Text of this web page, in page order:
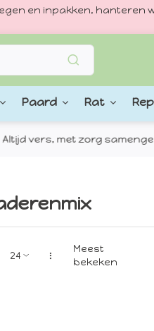
en inpakken, hanteren
Paard Rat
vers, met zorg
Meest
bekeken